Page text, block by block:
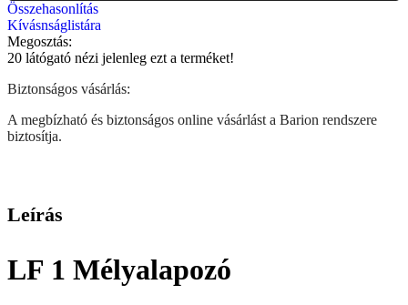
Összehasonlítás
Kívásnságlistára
Megosztás:
20 látógató nézi jelenleg ezt a terméket!
Biztonságos vásárlás:
A megbízható és biztonságos online vásárlást a Barion rendszere
biztosítja.
Leírás
LF 1 Mélyalapozó